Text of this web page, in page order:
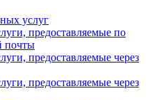
услуг
предоставляемые по
почты
предоставляемые через
предоставляемые через